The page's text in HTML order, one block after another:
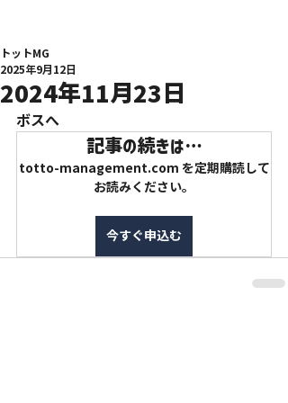
2024年11月23日
トットMG
2025年9月12日
ボスへ
記事の続きは…
totto-management.com を定期購読して
お読みください。
今すぐ申込む